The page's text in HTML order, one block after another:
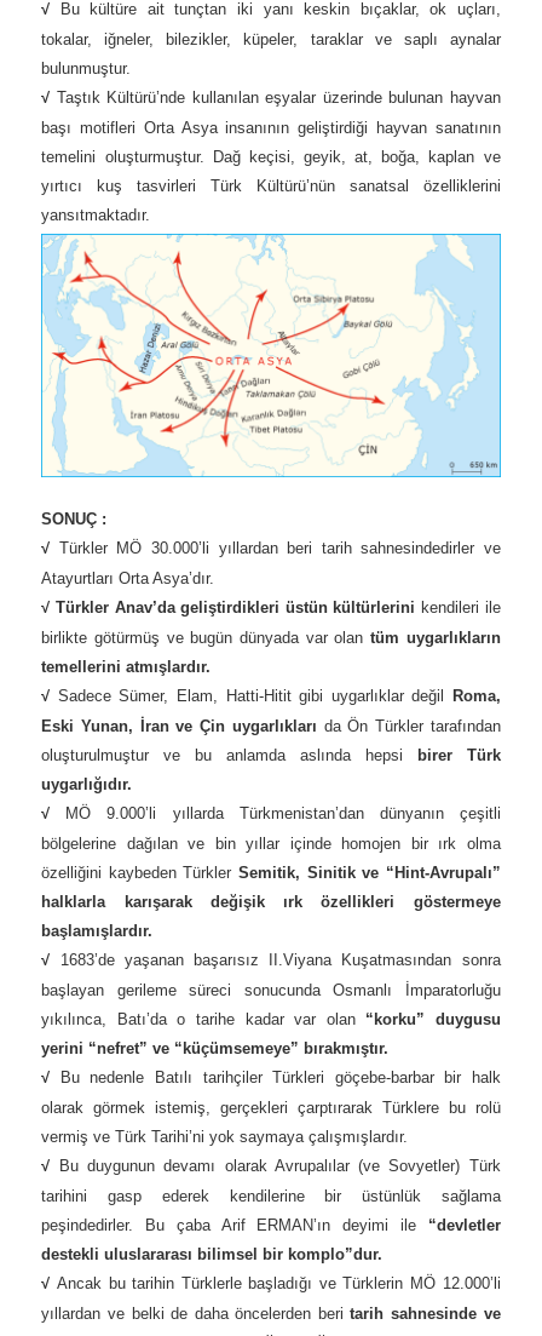
√
Bu kültüre ait tunçtan iki yanı keskin bıçaklar, ok uçları,
tokalar, iğneler, bilezikler, küpeler, taraklar ve saplı aynalar
bulunmuştur.
√ Taştık Kültürü’nde kullanılan eşyalar üzerinde bulunan hayvan
başı motifleri Orta Asya insanının geliştirdiği hayvan sanatının
temelini oluşturmuştur. Dağ keçisi, geyik, at, boğa, kaplan ve
yırtıcı kuş tasvirleri Türk Kültürü’nün sanatsal özelliklerini
yansıtmaktadır.
SONUÇ :
√ Türkler MÖ 30.000’li yıllardan beri tarih sahnesindedirler ve
Atayurtları Orta Asya’dır.
√ Türkler Anav’da geliştirdikleri üstün kültürlerini kendileri ile
birlikte götürmüş ve bugün dünyada var olan tüm uygarlıkların
temellerini atmışlardır.
√ Sadece Sümer, Elam, Hatti-Hitit gibi uygarlıklar değil
Roma,
Eski Yunan, İran ve Çin uygarlıkları da Ön Türkler tarafından
oluşturulmuştur ve bu anlamda aslında hepsi
birer
Türk
uygarlığıdır.
√
MÖ 9.000’li yıllarda Türkmenistan’dan dünyanın çeşitli
bölgelerine dağılan ve bin yıllar içinde homojen bir ırk olma
özelliğini kaybeden Türkler Semitik, Sinitik ve “Hint-Avrupalı”
halklarla karışarak değişik ırk özellikleri göstermeye
başlamışlardır.
√ 1683’de yaşanan başarısız II.Viyana Kuşatmasından sonra
başlayan gerileme süreci sonucunda Osmanlı İmparatorluğu
yıkılınca, Batı’da o tarihe kadar var olan “korku” duygusu
yerini “nefret” ve “küçümsemeye” bırakmıştır.
√
Bu nedenle Batılı tarihçiler Türkleri göçebe-barbar bir halk
olarak görmek istemiş, gerçekleri çarptırarak Türklere bu rolü
vermiş ve Türk Tarihi’ni yok saymaya çalışmışlardır.
√
Bu duygunun devamı olarak Avrupalılar (ve Sovyetler) Türk
tarihini gasp ederek kendilerine bir üstünlük sağlama
peşindedirler. Bu çaba Arif ERMAN’ın deyimi ile “devletler
destekli uluslararası bilimsel bir komplo”dur.
√Ancak bu tarihin Türklerle başladığı ve Türklerin MÖ 12.000’li
yıllardan ve belki de daha öncelerden beritarih sahnesinde ve